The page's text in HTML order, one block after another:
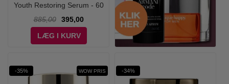
Youth Restoring Serum - 60
885,00
395,00
LÆG I KURV
-35% WOW PRIS -34%